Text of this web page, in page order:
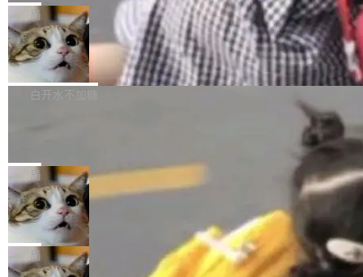
给 OpenAI 总法律顾问 Che Chang 发了封邮
件，附了一封长信，要求 OpenAI 配合调查前苹
果员工带走机密信...
你的，AI写AI的，同屏协作互不干扰。一句话让
AI帮你干活，现在开启全新体验！ 温馨提示：
体验WorkBuddy鸿蒙PC版前，请将 HUAWEI M
atePad Edge 升级至 HarmonyOS 6.1.0.135S
P9 patch03及以上版本。 *升级路径：设置 > 搜
布了 9.0 版本。这个版本除了带来新一代音视频
处理能力和硬件加速支持之外，还有一个特殊之
处：FFmpeg 9.0 的代号是“Lei”。 这个名字，
来自中国开发者雷霄骅（Lei Xiaohua）。 对于
很多中国音视频开发者而言，这个名字并不陌
“启蒙老师”。 而今年，恰好是雷霄骅离世十周
年。FFmpeg 社区最终选择用一个大版本的名
字，留下了这份纪念。 雷霄骅曾是中国传媒大学
数字电视技术方向的博士生，长期从事视频、音
频技...
局
亚马逊成本失控：AI 写代码烧掉 1215
万元，超预算 860%
外媒近日曝光了亚马逊的多份内部报告显示，AI
导致公司在多个项目上超支。《金融时报》报道
编写程序，目标是完成电商平台作者信息与商品
列表的数据匹配 —— 一项常规的数据处理任
务，最终却产生了 180 万美元的账单，实际支出
超出原定预算 860%。 更令人意外的是，该项目
最终并未成功落地，而高额算力消耗持续运行长
达 5 个月，公司直到财务对账时才察觉异常。这
白开水不加糖
e CEO Clément Delangue 在 CNBC 的采访里
没有拐弯抹角。他说中国正在赢得 AI 竞赛，而
且按目前的速度，中国 AI 工具预计在今年底或
2027 年就能追上美国前沿实验室的水平。 Dela
ngue 把原因归结为一件事：开放协作。中国的
AI 开发者在一个共享和协作的生态里加速迭代，
局
当 AI agent 把源码变成了最好的扩展系
统，开发者工具必须开源
五年前，David Crawshaw 问过很多软件工程师
一个问题：你写过什么给自己用的程序？答案几
乎都是没有。工程师们整天用别人写的程序写程
局